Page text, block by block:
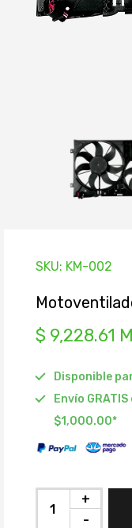
SKU: KM-002
$ 9,228.61
Disponible
Envío
$1,000.00*
-
+